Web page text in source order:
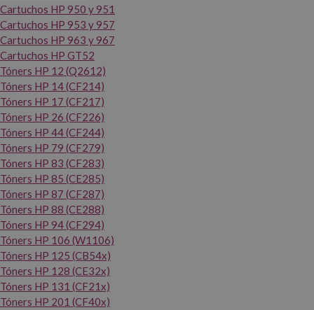
Cartuchos HP 950 y 951
Cartuchos HP 953 y 957
Cartuchos HP 963 y 967
Cartuchos HP GT52
Tóners HP 12 (Q2612)
Tóners HP 14 (CF214)
Tóners HP 17 (CF217)
Tóners HP 26 (CF226)
Tóners HP 44 (CF244)
Tóners HP 79 (CF279)
Tóners HP 83 (CF283)
Tóners HP 85 (CE285)
Tóners HP 87 (CF287)
Tóners HP 88 (CE288)
Tóners HP 94 (CF294)
Tóners HP 106 (W1106)
Tóners HP 125 (CB54x)
Tóners HP 128 (CE32x)
Tóners HP 131 (CF21x)
Tóners HP 201 (CF40x)